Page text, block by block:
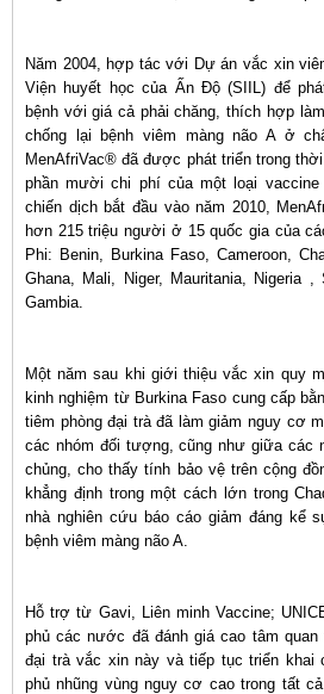
Năm 2004, hợp tác với Dự án vắc xin
Viện huyết học của Ấn Độ (SIIL) để
bệnh với giá cả phải chăng, thích hợp
chống lại bệnh viêm màng não A ở
MenAfriVac® đã được phát triển trong
phần mười chi phí của một loại
chiến dịch bắt đầu vào năm 2010,
hơn 215 triệu người ở 15 quốc gia của
Phi: Benin, Burkina Faso, Cameroon,
Ghana, Mali, Niger, Mauritania, Nigeria ,
Gambia.
Một năm sau khi giới thiệu vắc xin quy
kinh nghiệm từ Burkina Faso cung cấp
tiêm phòng đại trà đã làm giảm nguy cơ
các nhóm đối tượng, cũng như giữa các
chủng, cho thấy tính bảo vệ trên cộng
khẳng định trong một cách lớn trong
nhà nghiên cứu báo cáo giảm đáng kể
bệnh viêm màng não A.
Hỗ trợ từ Gavi, Liên minh Vaccine;
phủ các nước đã đánh giá cao tâm
đại trà vắc xin này và tiếp tục triển khai
phủ nhũng vùng nguy cơ cao trong tất